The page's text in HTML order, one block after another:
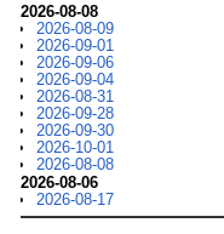
2026-08-08
2026-08-09
2026-09-01
2026-09-06
2026-09-04
2026-08-31
2026-09-28
2026-09-30
2026-10-01
2026-08-08
2026-08-06
2026-08-17